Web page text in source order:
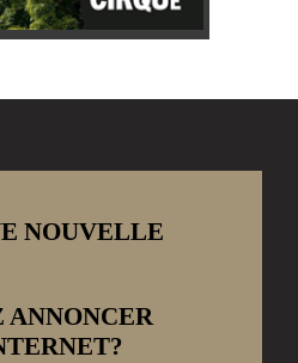
NOUVELLE
ANNONCER